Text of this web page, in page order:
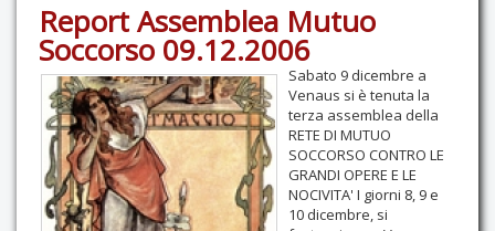
Report Assemblea Mutuo
Soccorso 09.12.2006
Sabato 9 dicembre a
Venaus si è tenuta la
terza assemblea della
RETE DI MUTUO
SOCCORSO CONTRO LE
GRANDI OPERE E LE
NOCIVITA' I giorni 8, 9 e
10 dicembre, si